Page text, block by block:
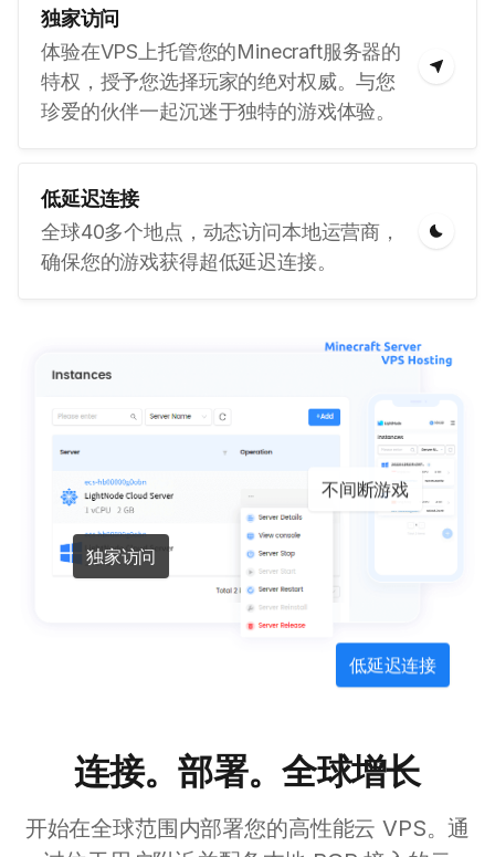
独家访问
体验在VPS上托管您的Minecraft服务器的
特权，授予您选择玩家的绝对权威。与您
珍爱的伙伴一起沉迷于独特的游戏体验。
低延迟连接
全球40多个地点，动态访问本地运营商，
确保您的游戏获得超低延迟连接。
不间断游戏
独家访问
低延迟连接
连接。部署。全球增长
开始在全球范围内部署您的高性能云 VPS。通